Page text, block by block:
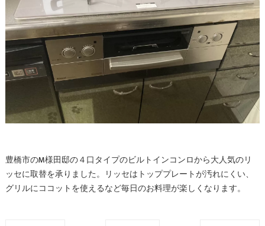
豊橋市のM様田邸の４口タイプのビルトインコンロから大人気のリ
ッセに取替を承りました。リッセはトッププレートが汚れにくい、
グリルにココットを使えるなど毎日のお料理が楽しくなります。